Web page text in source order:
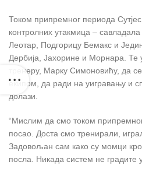
Током припремног периода
контролних утакмица – савладала
Леотар, Подгорицу Бемакс и
Дербија, Јахорине и Морнара. Те
тренеру, Марку Симоновићу, да
екипом, да ради на уигравању и
долази.
“Мислим да смо током
посао. Доста смо тренирали,
Задовољан сам како су момци
посла. Никада систем не градите